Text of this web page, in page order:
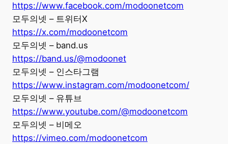
https://www.facebook.com/modoonetcom
모두의넷 – 트위터X
https://x.com/modoonetcom
모두의넷 – band.us
https://band.us/@modoonet
모두의넷 – 인스타그램
https://www.instagram.com/modoonetcom/
모두의넷 – 유튜브
https://www.youtube.com/@modoonetcom
모두의넷 – 비메오
https://vimeo.com/modoonetcom